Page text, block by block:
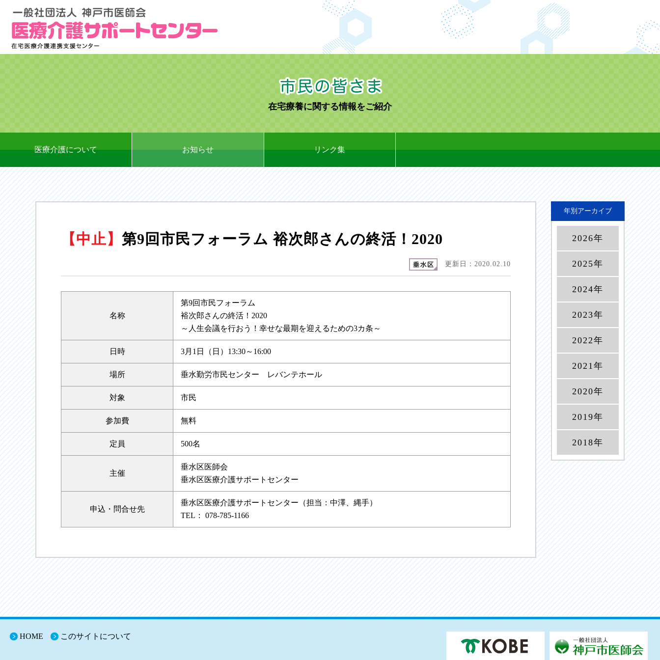
在宅療養に関する情報をご紹介
医療介護について お知らせ リンク集
【中止】 第9回市民フォーラム 裕次郎さんの終活！2020
更新日：2020.02.10
名称
第9回市民フォーラム
裕次郎さんの終活！2020
～人生会議を行おう！幸せな最期を迎えるための3カ条～
日時 3月1日（日）13:30～16:00
場所 垂水勤労市民センター レバンテホール
対象 市民
参加費 無料
定員 500名
主催
垂水区医師会
垂水区医療介護サポートセンター
申込・ 問合せ先
垂水区医療介護サポートセンター（担当：中澤、縄手）
TEL： 078-785-1166
年別アーカイブ
2026年
2025年
2024年
2023年
2022年
2021年
2020年
2019年
2018年
HOME このサイトについて